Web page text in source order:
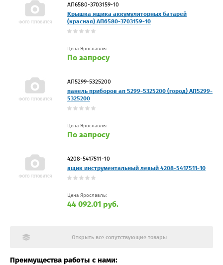
АП6580-3703159-10
Крышка ящика аккумуляторных батарей
(красная) АП6580-3703159-10
Цена Ярославль:
По запросу
АП5299-5325200
панель приборов ап 5299-5325200 (город) АП5299-
5325200
Цена Ярославль:
По запросу
4208-5417511-10
ящик инструментальный левый 4208-5417511-10
Цена Ярославль:
44 092.01 руб.
Открыть все сопутствующие товары
Преимущества работы с нами: